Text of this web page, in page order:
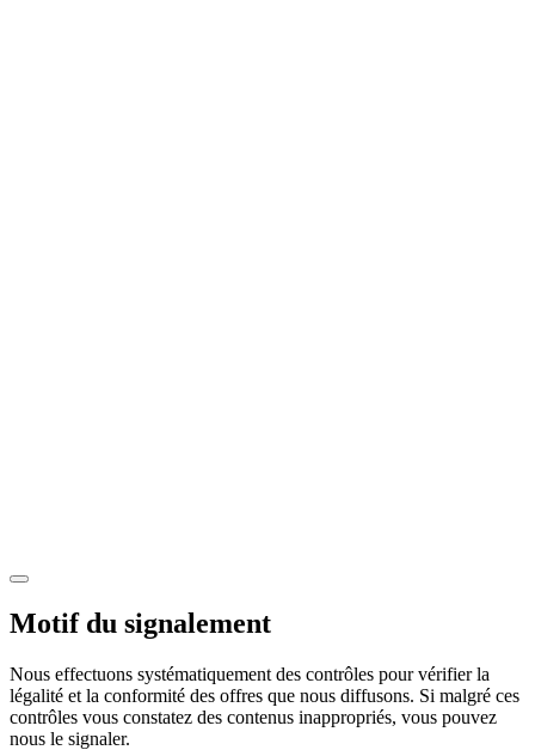
Motif du signalement
Nous effectuons systématiquement des contrôles pour vérifier la
légalité et la conformité des offres que nous diffusons. Si malgré ces
contrôles vous constatez des contenus inappropriés, vous pouvez
nous le signaler.